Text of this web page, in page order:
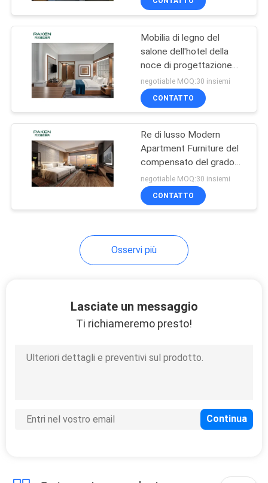
Mobilia di legno del
salone dell'hotel della
noce di progettazione
moderna
negotiable MOQ:30 insiemi
CONTATTO
Re di lusso Modern
Apartment Furniture del
compensato del grado
E1
negotiable MOQ:30 insiemi
CONTATTO
Osservi più
Lasciate un messaggio
Ti richiameremo presto!